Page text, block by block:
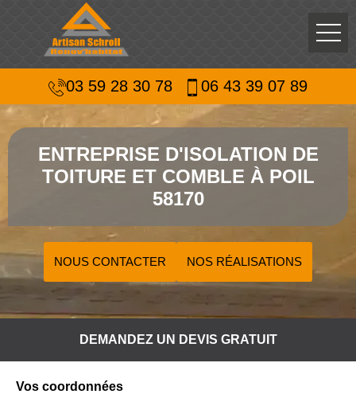
03 59 28 30 78 06 43 39 07 89
ENTREPRISE D'ISOLATION DE
TOITURE ET COMBLE À POIL
58170
NOUS CONTACTER NOS RÉALISATIONS
DEMANDEZ UN DEVIS GRATUIT
Vos coordonnées